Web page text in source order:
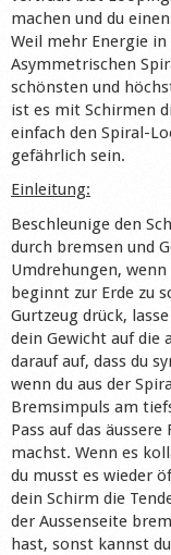
machen und du
Weil mehr Energie
Asymmetrischen
schönsten und
ist es mit Schirmen
einfach den Spiral-
gefährlich sein.
Einleitung:
Beschleunige den
durch bremsen und
Umdrehungen,
beginnt zur Erde zu
Gurtzeug drück,
dein Gewicht auf die
darauf auf, dass du
wenn du aus der
Bremsimpuls am
Pass auf das
machst. Wenn es
du musst es wieder
dein Schirm die
der Aussenseite
hast, sonst kannst